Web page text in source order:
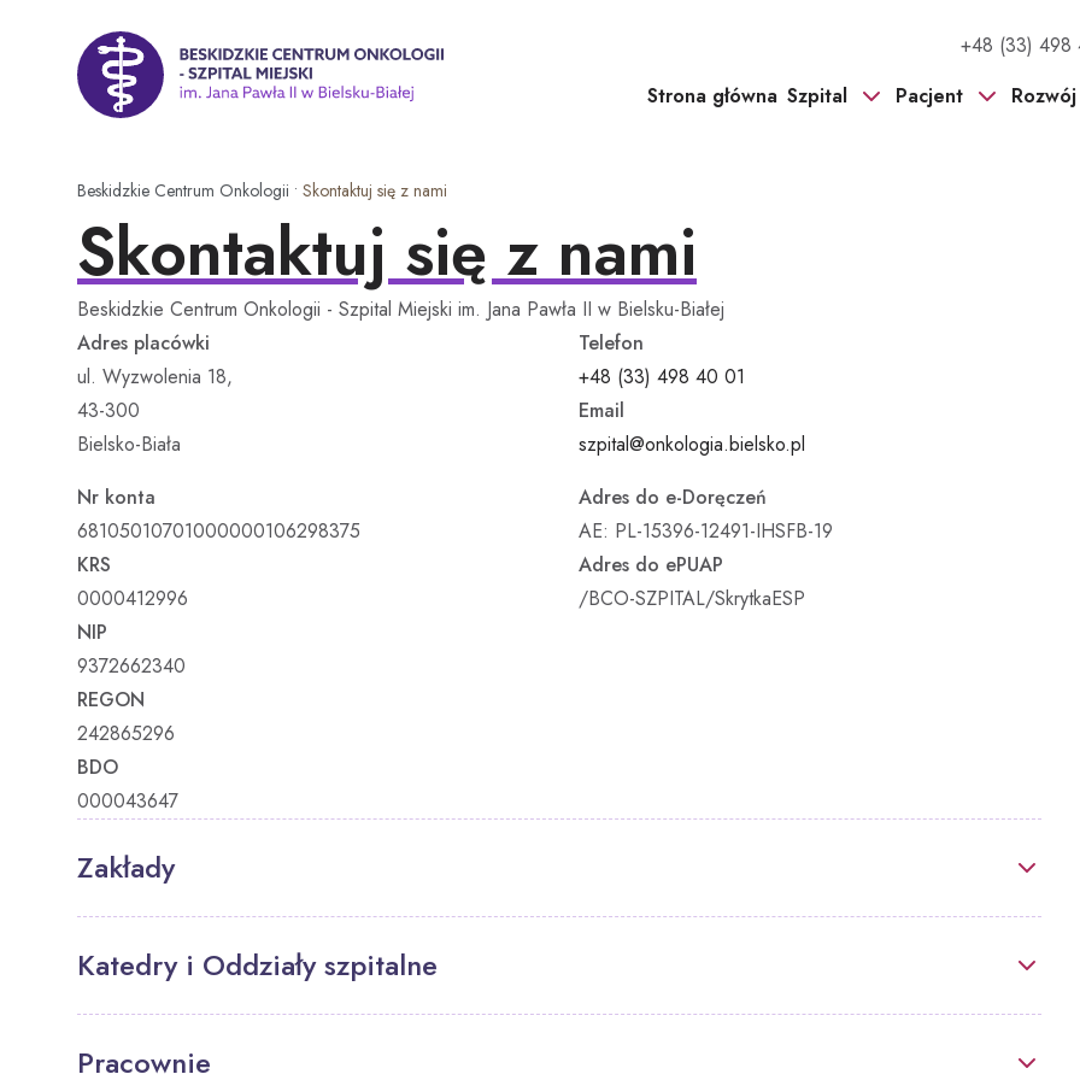
Beskidzkie Centrum Onkologii - Szpital Miejski im. Jana Pawła II w Bielsku-Białej - strona główna
Telefon:
+48 (33) 498
Strona główna Szpital
dokumentacji medycznej
Zgłaszanie zdarzeń
niepożądanych przez pacjentów
Świadczenia dla obywateli Ukrainy
Pacjent
Zespół Kontroli Zakażeń
Beskidzkie Centrum Onkologii • Skontaktuj się z nami
Skontaktuj się z nami
Beskidzkie Centrum Onkologii - Szpital Miejski im. Jana Pawła II w Bielsku-Białej
Adres placówki
ul. Wyzwolenia 18,
43-300
Bielsko-Biała
Telefon
Telefon:
+48 (33) 498 40 01
Email
Adres e-mail:
szpital@onkologia.bielsko.pl
Nr konta
68105010701000000106298375
KRS
0000412996
NIP
9372662340
REGON
242865296
BDO
000043647
Adres do e-Doręczeń
AE: PL-15396-12491-IHSFB-19
Adres do ePUAP
/BCO-SZPITAL/SkrytkaESP
Zakłady
Katedry i Oddziały szpitalne
Pracownie